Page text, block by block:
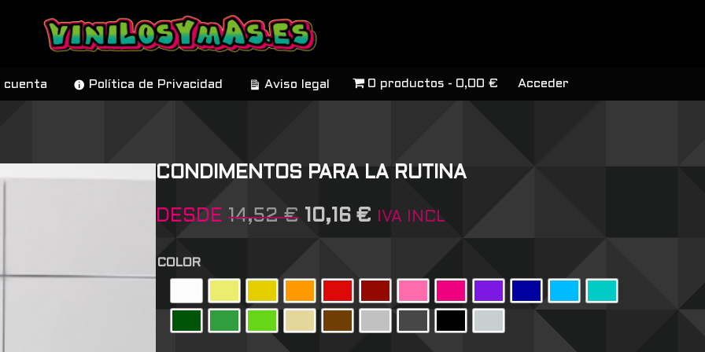
cuenta Política de Privacidad Aviso legal 0 productos 0,00 € Acceder
CONDIMENTOS PARA LA RUTINA
DESDE 14,52€ 10,16 € IVA INCL
COLOR